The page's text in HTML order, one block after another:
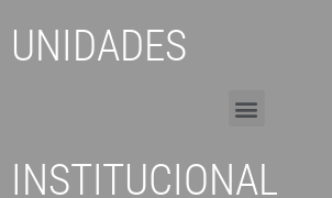
UNIDADES
INSTITUCIONAL